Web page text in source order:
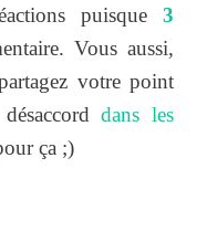
puisque 3
Vous aussi,
votre point
dans les
ça ;)